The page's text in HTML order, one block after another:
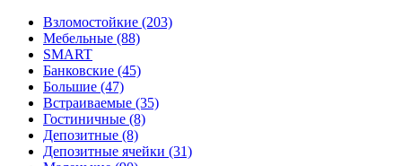
Взломостойкие (203)
Мебельные (88)
SMART
Банковские (45)
Большие (47)
Встраиваемые (35)
Гостиничные (8)
Депозитные (8)
Депозитные ячейки (31)